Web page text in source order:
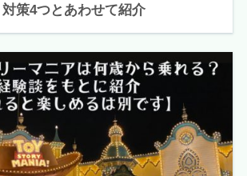
策4つとあわせて紹介